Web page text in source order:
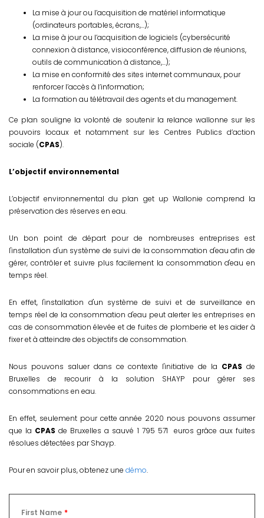
La mise à jour ou l’acquisition de matériel informatique
(ordinateurs portables, écrans,...);
La mise à jour ou l’acquisition de logiciels (cybersécurité
connexion à distance, visioconférence, diffusion de réunions,
outils de communication à distance,...);
La mise en conformité des sites internet communaux, pour
renforcer l’accès à l’information;
La formation au télétravail des agents et du management.
Ce plan souligne la volonté de soutenir la relance wallonne sur les
pouvoirs locaux et notamment sur les Centres Publics d’action
sociale (CPAS).
L’objectif environnemental
L’objectif environnemental du plan get up Wallonie comprend la
préservation des réserves en eau.
Un bon point de départ pour de nombreuses entreprises est
l'installation d'un système de suivi de la consommation d'eau afin de
gérer, contrôler et suivre plus facilement la consommation d'eau en
temps réel.
En effet, l'installation d'un système de suivi et de surveillance en
temps réel de la consommation d'eau peut alerter les entreprises en
cas de consommation élevée et de fuites de plomberie et les aider à
fixer et à atteindre des objectifs de consommation.
Nous pouvons saluer dans ce contexte l'initiative de la CPAS de
Bruxelles de recourir à la solution SHAYP pour gérer ses
consommations en eau.
En effet, seulement pour cette année 2020 nous pouvons assumer
que la CPAS de Bruxelles a sauvé 1 795 571 euros grâce aux fuites
résolues détectées par Shayp.
Pour en savoir plus, obtenez une démo.
First Name *